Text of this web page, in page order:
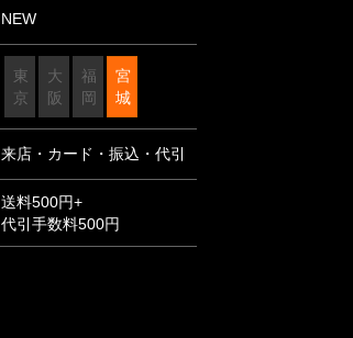
NEW
東
京
大
阪
福
岡
宮
城
来店・カード・振込・代引
送料500円+
代引手数料500円